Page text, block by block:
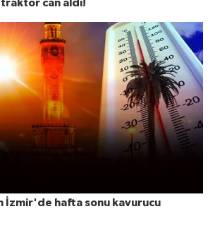
can aldı!
İzmir'de hafta sonu kavurucu